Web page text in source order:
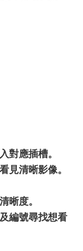
對應插槽。
見清晰影像。
晰度。
編號尋找想看